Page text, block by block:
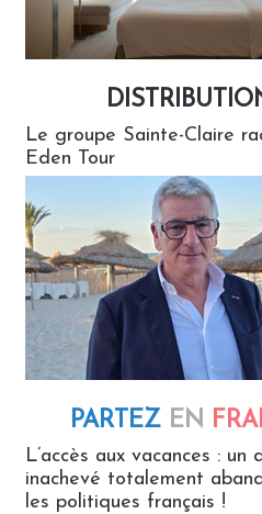
Le groupe Sainte-Claire
Eden Tour
PARTEZ EN
L’accès aux vacances : un
inachevé totalement
les politiques français !